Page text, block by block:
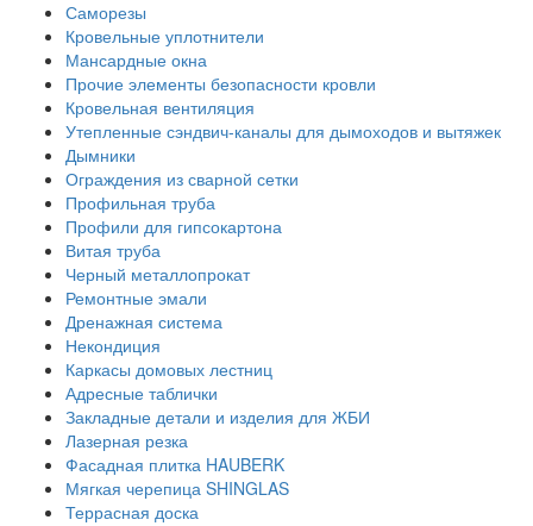
Саморезы
Кровельные уплотнители
Мансардные окна
Прочие элементы безопасности кровли
Кровельная вентиляция
Утепленные сэндвич-каналы для дымоходов и вытяжек
Дымники
Ограждения из сварной сетки
Профильная труба
Профили для гипсокартона
Витая труба
Черный металлопрокат
Ремонтные эмали
Дренажная система
Некондиция
Каркасы домовых лестниц
Адресные таблички
Закладные детали и изделия для ЖБИ
Лазерная резка
Фасадная плитка HAUBERK
Мягкая черепица SHINGLAS
Террасная доска